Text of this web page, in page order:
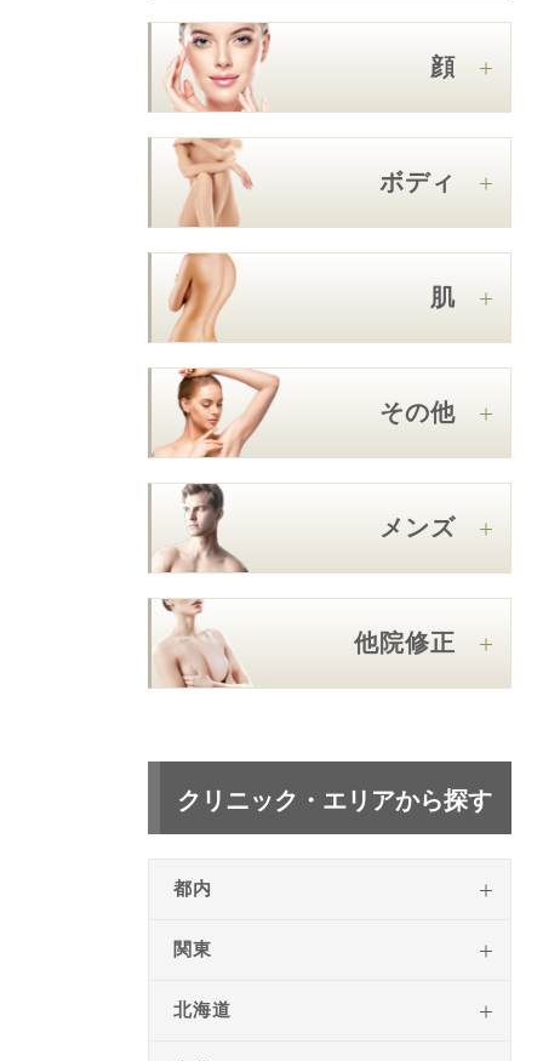
顔
ボディ
肌
その他
メンズ
他院修正
クリニック・エリアから探す
都内
関東
北海道